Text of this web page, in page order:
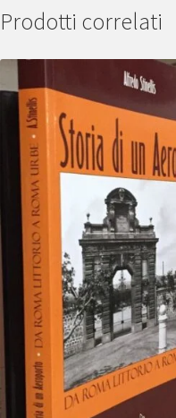
Prodotti correlati